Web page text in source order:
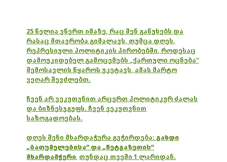
25 წელია ვწერთ იმაზე, რაც შენ გაწუხებს და
რასაც მთავრობა გიმალავს, თუმცა დღეს,
რეპრესიული პოლიტიკის პირობებში, როდესაც
დამოუკიდებელ გამოცემებს „ქართული ოცნება“
შემოსავლის წყაროს უკეტავს, ამას მარტო
ვეღარ შევძლებთ.
ჩვენ არ ვეკუთვნით არცერთ პოლიტიკურ ძალას
და ბიზნესჯგუფს. ჩვენ ვეკუთვნით
საზოგადოებას.
დღეს შენი მხარდაჭერა გვჭირდება: გახდი
„ბათუმელებისა“ და „ნეტგაზეთის“
მხარდამჭერი, თუნდაც თვეში 1 ლარიდან.